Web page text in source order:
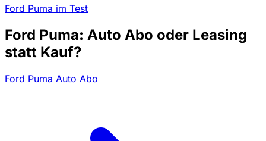
Ford Puma im Test
Ford Puma: Auto Abo oder Leasing
statt Kauf?
Ford Puma Auto Abo